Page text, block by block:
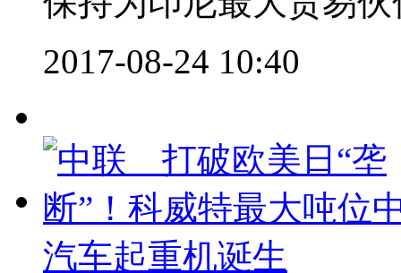
2017-08-24 10:40